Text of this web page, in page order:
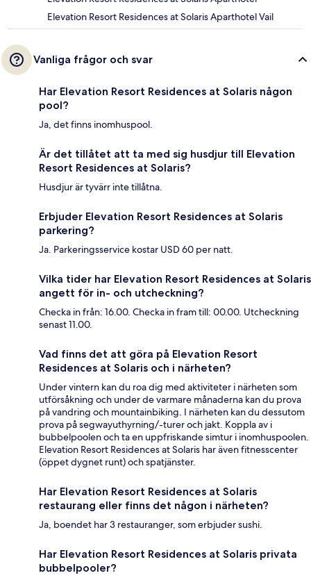
Elevation Resort Residences at Solaris Aparthotel Vail
Vanliga frågor och svar
Har Elevation Resort Residences at Solaris någon
pool?
Ja, det finns inomhuspool.
Är det tillåtet att ta med sig husdjur till Elevation
Resort Residences at Solaris?
Husdjur är tyvärr inte tillåtna.
Erbjuder Elevation Resort Residences at Solaris
parkering?
Ja. Parkeringsservice kostar USD 60 per natt.
Vilka tider har Elevation Resort Residences at Solaris
angett för in- och utcheckning?
Checka in från: 16.00. Checka in fram till: 00.00. Utcheckning
senast 11.00.
Vad finns det att göra på Elevation Resort
Residences at Solaris och i närheten?
Under vintern kan du roa dig med aktiviteter i närheten som
utförsåkning och under de varmare månaderna kan du prova
på vandring och mountainbiking. I närheten kan du dessutom
prova på segwayuthyrning/-turer och jakt. Koppla av i
bubbelpoolen och ta en uppfriskande simtur i inomhuspoolen.
Elevation Resort Residences at Solaris har även fitnesscenter
(öppet dygnet runt) och spatjänster.
Har Elevation Resort Residences at Solaris
restaurang eller finns det någon i närheten?
Ja, boendet har 3 restauranger, som erbjuder sushi.
Har Elevation Resort Residences at Solaris privata
bubbelpooler?